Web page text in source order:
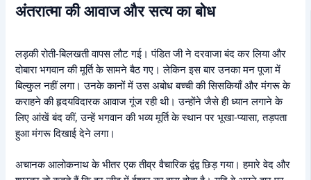
अंतरात्मा की आवाज और सत्य का बोध
लड़की रोती-बिलखती वापस लौट गई। पंडित जी ने दरवाजा बंद कर लिया और
दोबारा भगवान की मूर्ति के सामने बैठ गए। लेकिन इस बार उनका मन पूजा में
बिल्कुल नहीं लगा। उनके कानों में उस अबोध बच्ची की सिसकियाँ और मंगरू के
कराहने की हृदयविदारक आवाज गूंज रही थी। उन्होंने जैसे ही ध्यान लगाने के
लिए आंखें बंद कीं, उन्हें भगवान की भव्य मूर्ति के स्थान पर भूखा-प्यासा, तड़पता
हुआ मंगरू दिखाई देने लगा।
अचानक आलोकनाथ के भीतर एक तीव्र वैचारिक द्वंद्व छिड़ गया। हमारे वेद और